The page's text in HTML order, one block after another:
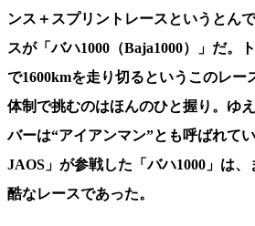
ンス＋スプリントレースというとん
スが「バハ1000（Baja1000）」だ。
で1600kmを走り切るというこのレー
体制で挑むのはほんのひと握り。ゆ
バーは“アイアンマン”とも呼ばれて
JAOS」が参戦した「バハ1000」は
酷なレースであった。